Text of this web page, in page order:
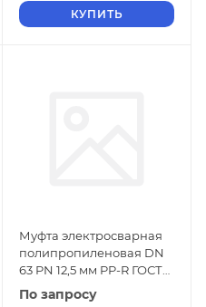
КУПИТЬ
Муфта электросварная
полипропиленовая DN
63 PN 12,5 мм PP-R ГОСТ
32415-2013
По запросу